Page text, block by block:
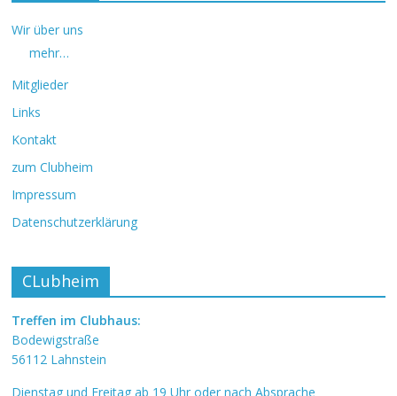
Wir über uns
mehr…
Mitglieder
Links
Kontakt
zum Clubheim
Impressum
Datenschutzerklärung
CLubheim
Treffen im Clubhaus:
Bodewigstraße
56112 Lahnstein
Dienstag und Freitag ab 19 Uhr oder nach Absprache